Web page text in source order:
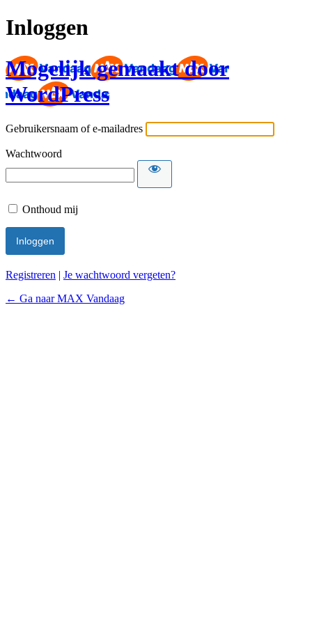
Inloggen
Mogelijk gemaakt door
WordPress
Gebruikersnaam of e-mailadres
Wachtwoord
Onthoud mij
Registreren | Je wachtwoord vergeten?
← Ga naar MAX Vandaag